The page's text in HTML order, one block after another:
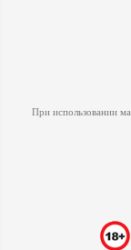
При использовании